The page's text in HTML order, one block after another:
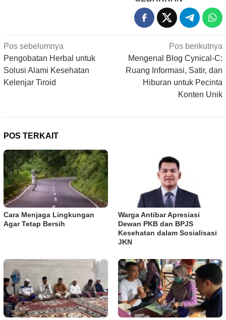
Navigasi
pos
Pos sebelumnya
Pengobatan Herbal untuk
Solusi Alami Kesehatan
Kelenjar Tiroid
Pos berikutnya
Mengenal Blog Cynical-C:
Ruang Informasi, Satir, dan
Hiburan untuk Pecinta
Konten Unik
POS TERKAIT
Cara Menjaga Lingkungan
Agar Tetap Bersih
Warga Antibar Apresiasi
Dewan PKB dan BPJS
Kesehatan dalam Sosialisasi
JKN